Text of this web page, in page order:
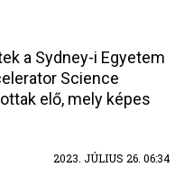
a Sydney-i Egyetem
Science
elő, mely képes
2023. JÚLIUS 26. 06:34